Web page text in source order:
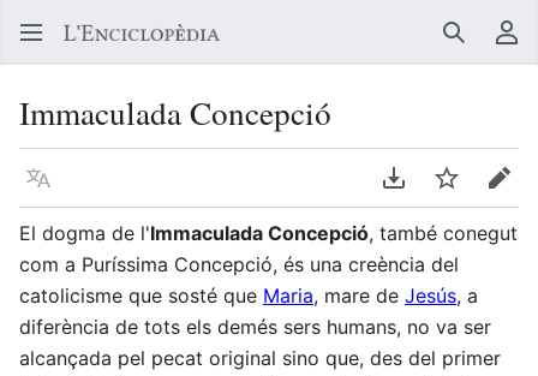
Buscar
Immaculada Concepció
Llegir en un atre idioma Descarregar en
Vigilar
El dogma de l'Immaculada Concepció, també conegut
com a Puríssima Concepció, és una creència del
catolicisme que sosté que Maria, mare de Jesús, a
diferència de tots els demés sers humans, no va ser
alcançada pel pecat original sino que, des del primer